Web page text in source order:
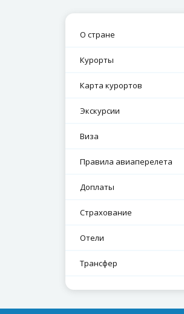
О стране
Курорты
Карта курортов
Экскурсии
Виза
Правила авиаперелета
Доплаты
Страхование
Отели
Трансфер
Проверка срока паспорта